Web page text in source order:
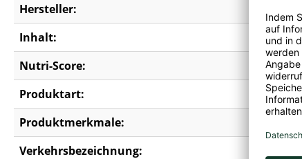
Hersteller:
Inhalt:
0,66 kg
Nutri-Score:
A
Produktart:
Produktmerkmale:
Verkehrsbezeichnung: